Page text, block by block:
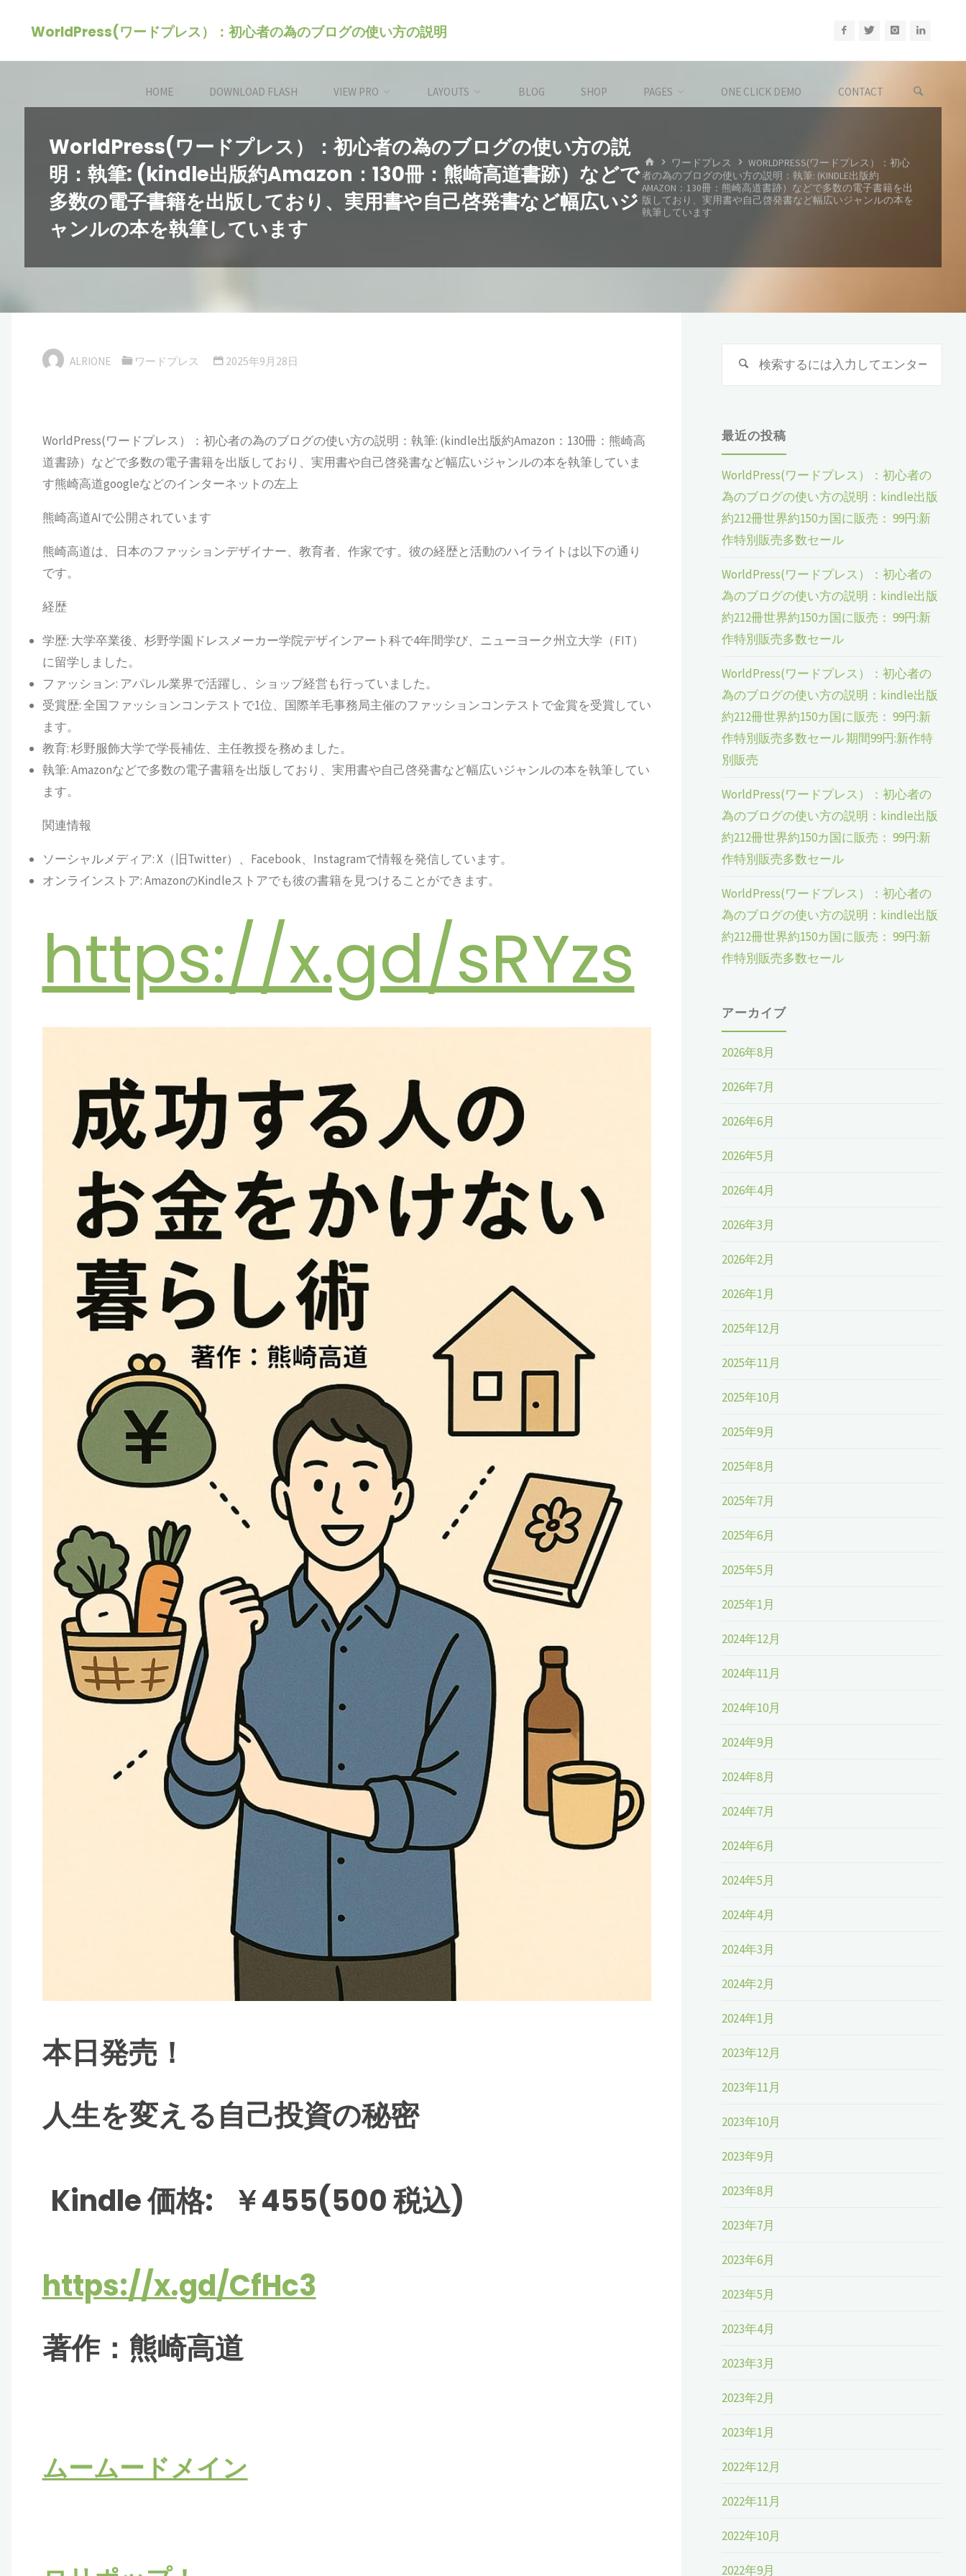
WorldPress(ワードプレス）：初心者の為のブログの使い方の説明
HOME DOWNLOAD FLASH VIEW PRO LAYOUTS BLOG SHOP PAGES ONE CLICK DEMO CONTACT
WorldPress(ワードプレス）：初心者の為のブログの使い方の説
明：執筆: (kindle出版約Amazon：130冊：熊崎高道書跡）などで
多数の電子書籍を出版しており、実用書や自己啓発書など幅広いジ
ャンルの本を執筆しています
ホ
ー
ム
ワードプレス
WORLDPRESS(ワードプレス）：初心
者の為のブログの使い方の説明：執筆: (KINDLE出版約
AMAZON：130冊：熊崎高道書跡）などで多数の電子書籍を出
版しており、実用書や自己啓発書など幅広いジャンルの本を
執筆しています
ALRIONE ワードプレス 2025年9月28日
WorldPress(ワードプレス）：初心者の為のブログの使い方の説明：執筆: (kindle出版約Amazon：130冊：熊崎高
道書跡）などで多数の電子書籍を出版しており、実用書や自己啓発書など幅広いジャンルの本を執筆していま
す熊崎高道googleなどのインターネットの左上
熊崎高道AIで公開されています
熊崎高道は、日本のファッションデザイナー、教育者、作家です。彼の経歴と活動のハイライトは以下の通り
です。
経歴
学歴: 大学卒業後、杉野学園ドレスメーカー学院デザインアート科で4年間学び、ニューヨーク州立大学（FIT）
に留学しました。
ファッション: アパレル業界で活躍し、ショップ経営も行っていました。
受賞歴:全国ファッションコンテストで1位、国際羊毛事務局主催のファッションコンテストで金賞を受賞してい
ます。
教育:杉野服飾大学で学長補佐、主任教授を務めました。
執筆: Amazonなどで多数の電子書籍を出版しており、実用書や自己啓発書など幅広いジャンルの本を執筆してい
ます。
関連情報
ソーシャルメディア: X（旧Twitter）、 Facebook、 Instagramで情報を発信しています。
オンラインストア: AmazonのKindleストアでも彼の書籍を見つけることができます。
https://x.gd/sRYzs
本日発売！
人生を変える自己投資の秘密
Kindle価格: ￥455(500 税込)
https://x.gd/CfHc3
著作：熊崎高道
ムームードメイン
検
最近の投稿
WorldPress(ワードプレス）：初心者の
為のブログの使い方の説明：kindle出版
約212冊世界約150カ国に販売： 99円:新
作特別販売多数セール
WorldPress(ワードプレス）：初心者の
為のブログの使い方の説明：kindle出版
約212冊世界約150カ国に販売： 99円:新
作特別販売多数セール
WorldPress(ワードプレス）：初心者の
為のブログの使い方の説明：kindle出版
約212冊世界約150カ国に販売： 99円:新
作特別販売多数セール 期間99円:新作特
別販売
WorldPress(ワードプレス）：初心者の
為のブログの使い方の説明：kindle出版
約212冊世界約150カ国に販売： 99円:新
作特別販売多数セール
WorldPress(ワードプレス）：初心者の
為のブログの使い方の説明：kindle出版
約212冊世界約150カ国に販売： 99円:新
作特別販売多数セール
アーカイブ
2026年8月
2026年7月
2026年6月
2026年5月
2026年4月
2026年3月
2026年2月
2026年1月
2025年12月
2025年11月
2025年10月
2025年9月
2025年8月
2025年7月
2025年6月
2025年5月
2025年1月
2024年12月
2024年11月
2024年10月
2024年9月
2024年8月
2024年7月
2024年6月
2024年5月
2024年4月
2024年3月
2024年2月
2024年1月
2023年12月
2023年11月
2023年10月
2023年9月
2023年8月
2023年7月
2023年6月
2023年5月
2023年4月
2023年3月
2023年2月
2023年1月
2022年12月
2022年11月
2022年10月
2022年9月